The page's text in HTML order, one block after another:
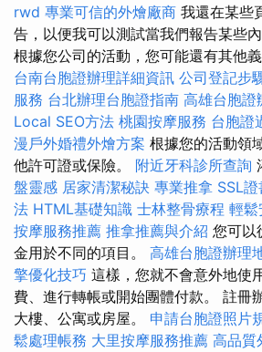
rwd 專業可信的外燴廠商 我還在某些
告，以便我可以測試當我們報告某些內
根據您公司的活動，您可能還有其他義
台南台胞證辦理詳細資訊 公司登記步
服務 台北辦理台胞證指南 高雄台胞證
Local SEO方法 桃園按摩服務 台胞證
漫戶外婚禮外燴方案 根據您的活動領
他許可證或保險。 附近牙科診所查詢
盤靈感 居家清潔秘訣 專業推拿 SSL
法 HTML基礎知識 士林整骨療程 輕鬆
按摩服務推薦 推拿推薦與介紹 您可以
金用於不同的項目。 高雄台胞證辦理
擎優化技巧 這樣，您就不會意外地使
費、進行轉帳或開始團體付款。 註冊
大樓、公寓或房屋。 申請台胞證照片
鬆處理帳務 大里按摩服務推薦 高品質